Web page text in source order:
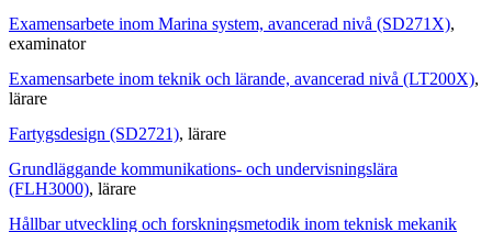
Examensarbete inom Marina system, avancerad nivå (SD271X),
examinator
Examensarbete inom teknik och lärande, avancerad nivå (LT200X),
lärare
Fartygsdesign (SD2721), lärare
Grundläggande kommunikations- och undervisningslära
(FLH3000), lärare
Hållbar utveckling och forskningsmetodik inom teknisk mekanik